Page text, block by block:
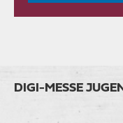
DIGI-MESSE